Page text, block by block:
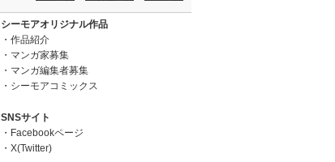
シーモアオリジナル作品
作品紹介
マンガ家募集
マンガ編集者募集
シーモアコミックス
SNSサイト
Facebookページ
X(Twitter)